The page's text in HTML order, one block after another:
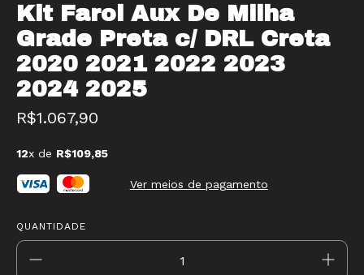
Kit Farol Aux De Milha
Grade Preta c/ DRL Creta
2020 2021 2022 2023
2024 2025
R$1.067,90
12x de R$109,85
Ver meios de pagamento
QUANTIDADE